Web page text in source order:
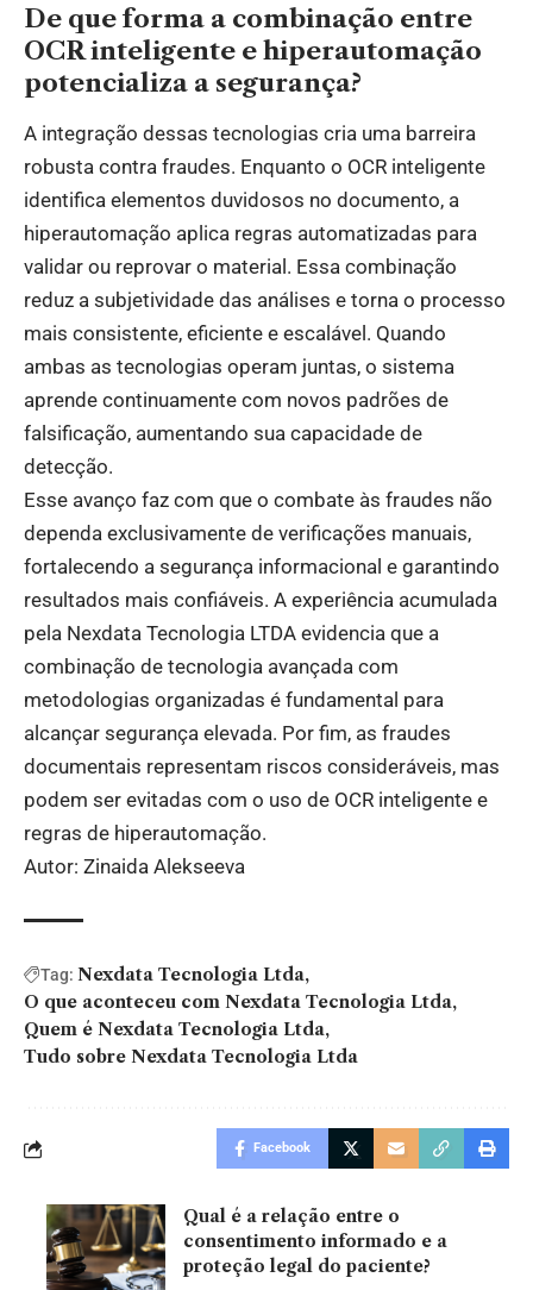
De que forma a combinação entre
OCR inteligente e hiperautomação
potencializa a segurança?
A integração dessas tecnologias cria uma barreira
robusta contra fraudes. Enquanto o OCR inteligente
identifica elementos duvidosos no documento, a
hiperautomação aplica regras automatizadas para
validar ou reprovar o material. Essa combinação
reduz a subjetividade das análises e torna o processo
mais consistente, eficiente e escalável. Quando
ambas as tecnologias operam juntas, o sistema
aprende continuamente com novos padrões de
falsificação, aumentando sua capacidade de
detecção.
Esse avanço faz com que o combate às fraudes não
dependa exclusivamente de verificações manuais,
fortalecendo a segurança informacional e garantindo
resultados mais confiáveis. A experiência acumulada
pela Nexdata Tecnologia LTDA evidencia que a
combinação de tecnologia avançada com
metodologias organizadas é fundamental para
alcançar segurança elevada. Por fim, as fraudes
documentais representam riscos consideráveis, mas
podem ser evitadas com o uso de OCR inteligente e
regras de hiperautomação.
Autor: Zinaida Alekseeva
Tag: Nexdata Tecnologia Ltda
O que aconteceu com Nexdata Tecnologia Ltda
Quem é Nexdata Tecnologia Ltda
Tudo sobre Nexdata Tecnologia Ltda
Facebook
Qual é a relação entre o
consentimento informado e a
proteção legal do paciente?